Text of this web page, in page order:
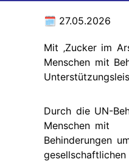
27.05.2026
Mit ‚Zucker im
Menschen mit
Durch die UN-
Menschen mit
Behinderungen
gesellschaftlichen